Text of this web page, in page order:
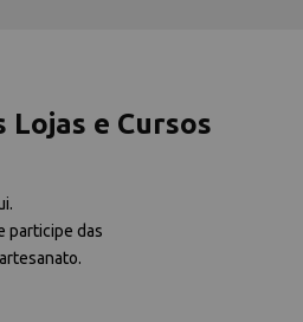
Lojas e Cursos
participe das